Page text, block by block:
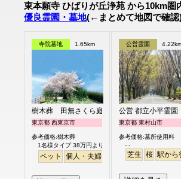
東本願寺 ひばりが丘浄苑 から10km圏
優良霊園・墓地(←まとめて地図で確認
寺院墓地 1.65km
樹木葬 田無さくら庭園
東京都 西東京市
参考価格:樹木葬
1名様タイプ 38万円より
ペット 個人・夫婦 永代供養 樹木葬 公園
公営霊園
公営 都立小平霊園
東京都 東村山市
参考価格:墓所使用料
- -
芝生 桜 駅から